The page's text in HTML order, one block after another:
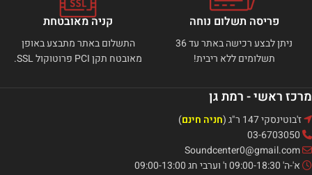
פריסה תשלום נוחה
ניתן לבצע רכישה באתר עד 36
תשלומים ללא ריבית!
קניה מאובטחת
התשלום באתר מתבצע באופן
מאובטח תקן PCI פרוטוקול SSL.
מרכז ראשי - רמת גן
ז'בוטינסקי 147 ר"ג ( חניה חינם)
א'-ה' 09:00-18:30 ו' וערבי חג 09:00-13:00